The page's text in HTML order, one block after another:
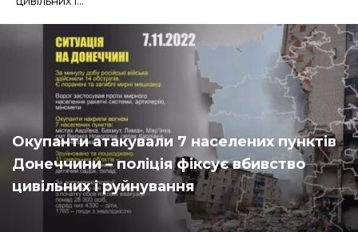
Окупанти атакували 7 населених пунктів
Донеччини – поліція фіксує вбивство
цивільних і руйнування